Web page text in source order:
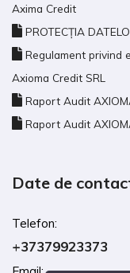
Axima Credit
PROTECȚIA
Regulament privind
Axioma Credit SRL
Raport Audit
Raport Audit
Date de
Telefon:
+37379923373